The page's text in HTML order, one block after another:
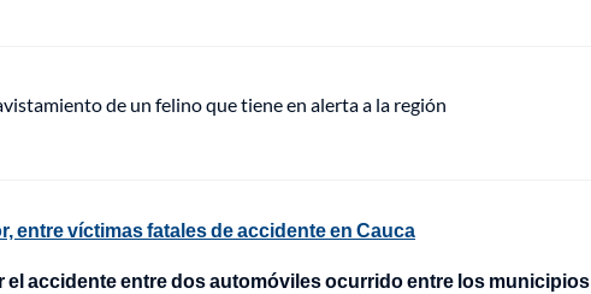
de un felino que tiene en alerta a la región
entre víctimas fatales de accidente en Cauca
el accidente entre dos automóviles ocurrido entre los municipios